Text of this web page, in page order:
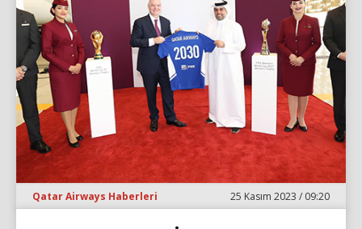
Qatar Airways Haberleri 25 Kasım 2023 / 09:20